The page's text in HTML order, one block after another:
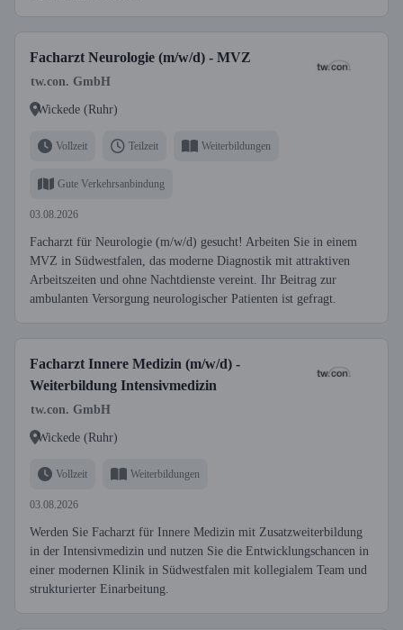
Facharzt Neurologie (m/w/d) - MVZ
tw.con. GmbH
Wickede (Ruhr)
Vollzeit Teilzeit Weiterbildungen
Gute Verkehrsanbindung
03.08.2026
Facharzt für Neurologie (m/w/d) gesucht! Arbeiten Sie in einem
MVZ in Südwestfalen, das moderne Diagnostik mit attraktiven
Arbeitszeiten und ohne Nachtdienste vereint. Ihr Beitrag zur
ambulanten Versorgung neurologischer Patienten ist gefragt.
Facharzt Innere Medizin (m/w/d) -
Weiterbildung Intensivmedizin
tw.con. GmbH
Wickede (Ruhr)
Vollzeit Weiterbildungen
03.08.2026
Werden Sie Facharzt für Innere Medizin mit Zusatzweiterbildung
in der Intensivmedizin und nutzen Sie die Entwicklungschancen in
einer modernen Klinik in Südwestfalen mit kollegialem Team und
strukturierter Einarbeitung.